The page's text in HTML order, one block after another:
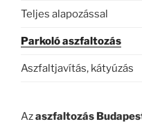
Teljes alapozással
Parkoló aszfaltozás
Aszfaltjavítás, kátyúzás
Azaszfaltozás